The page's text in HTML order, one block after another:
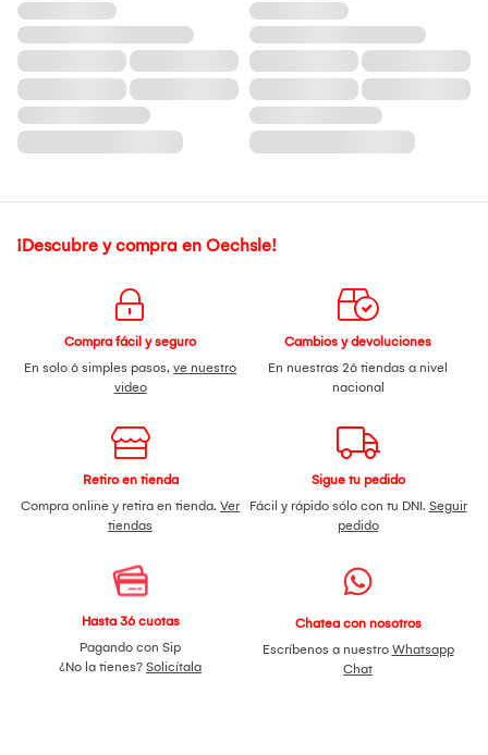
¡Descubre y compra en Oechsle!
Compra fácil y seguro
En solo 6 simples pasos, ve nuestro
video
Cambios y devoluciones
En nuestras 26 tiendas a nivel
nacional
Retiro en tienda
Compra online y retira en tienda. Ver
tiendas
Sigue tu pedido
Fácil y rápido sólo con tu DNI. Seguir
pedido
Hasta 36 cuotas
Pagando con Sip
¿No la tienes? Solicítala
Chatea con nosotros
Escríbenos a nuestro Whatsapp
Chat